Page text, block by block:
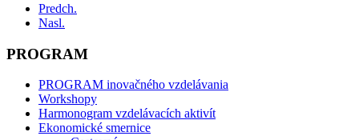
Predch.
Nasl.
PROGRAM
PROGRAM inovačného vzdelávania
Workshopy
Harmonogram vzdelávacích aktivít
Ekonomické smernice